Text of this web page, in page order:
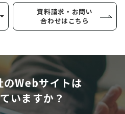
資料請求・お問い
合わせはこちら
のWebサイトは
いますか？